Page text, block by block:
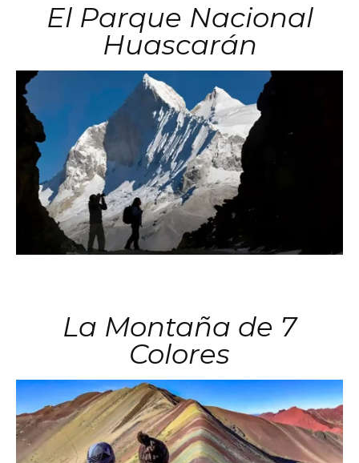
El Parque Nacional
Huascarán
La Montaña de 7
Colores